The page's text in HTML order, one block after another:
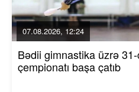
07.08.2026, 12:24
Bədii gimnastika üzrə
çempionatı başa çatıb